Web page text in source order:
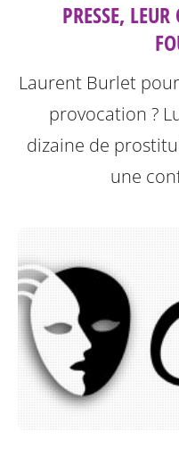
PRESSE,
Laurent Burlet
provocation ?
dizaine de
une